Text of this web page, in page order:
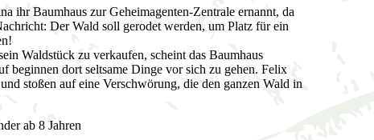
ihr Baumhaus zur Geheimagenten-Zentrale ernannt, da
Der Wald soll gerodet werden, um Platz für ein
Waldstück zu verkaufen, scheint das Baumhaus
beginnen dort seltsame Dinge vor sich zu gehen. Felix
stoßen auf eine Verschwörung, die den ganzen Wald in
ab 8 Jahren